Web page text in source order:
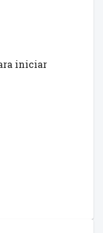
iniciar